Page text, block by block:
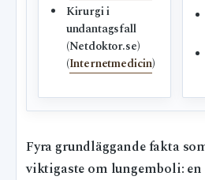
Kirurgi i
undantagsfall
(Netdoktor.se)
(Internetmedicin)
Fyra grundläggande fakta
viktigaste om lungemboli: